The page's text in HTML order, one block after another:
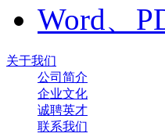
Word、
关于我们
公司简介
企业文化
诚聘英才
联系我们